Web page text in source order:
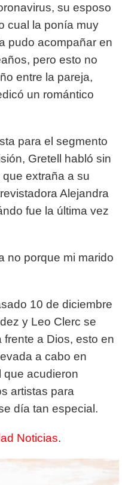
su esposo
cual la ponía muy
pudo acompañar en
pero esto no
entre la pareja,
un romántico
para el segmento
Gretell habló sin
extraña a su
Alejandra
fue la última vez
no porque mi marido
10 de diciembre
y Leo Clerc se
a Dios, esto en
a cabo en
que acudieron
artistas para
día tan especial.
Noticias.